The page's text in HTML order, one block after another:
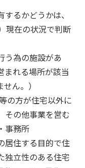
るかどうかは、
現在の状況で判断
う為の施設があ
まれる場所が該当
ん。）
の方が住宅以外に
その他事業を営む
事務所
居住する目的で住
独立性のある住宅